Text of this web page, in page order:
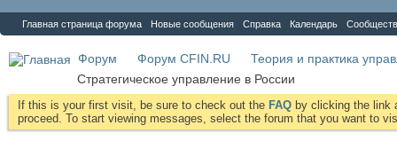
Главная страница форума Новые сообщения Справка Календарь
Форум Форум CFIN.RU
Теория и практика
Стратегическое управление в России
If this is your first visit, be sure to check out the FAQ by clicking the link
proceed. To start viewing messages, select the forum that you want to